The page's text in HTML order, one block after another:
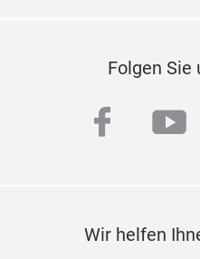
Folgen Sie
Wir helfen